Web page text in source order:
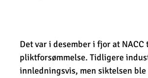
Det var i desember i fjor at
pliktforsømmelse. Tidligere
innledningsvis, men siktelsen